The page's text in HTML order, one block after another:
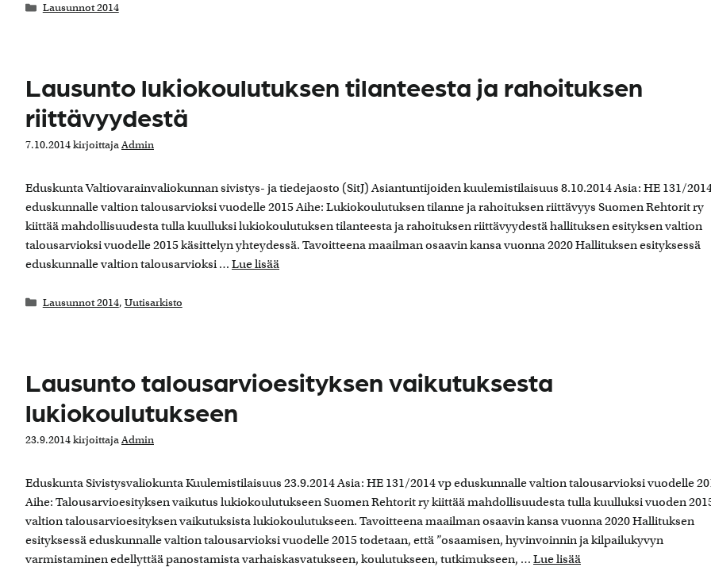
Kategoriat
Lausunnot 2014
Lausunto lukiokoulutuksen tilanteesta ja rahoituksen
riittävyydestä
7.10.2014kirjoittajaAdmin
Eduskunta Valtiovarainvaliokunnan sivistys- ja tiedejaosto (SitJ) Asiantuntijoiden kuulemistilaisuus 8.10.2014 Asia: HE 131/
eduskunnalle valtion talousarvioksi vuodelle 2015 Aihe: Lukiokoulutuksen tilanne ja rahoituksen riittävyys Suomen Rehtorit ry
kiittää mahdollisuudesta tulla kuulluksi lukiokoulutuksen tilanteesta ja rahoituksen riittävyydestä hallituksen esityksen valtion
talousarvioksi vuodelle 2015 käsittelyn yhteydessä. Tavoitteena maailman osaavin kansa vuonna 2020 Hallituksen esityksessä
eduskunnalle valtion talousarvioksi … Lue lisää
Kategoriat
Lausunnot 2014, Uutisarkisto
Lausunto talousarvioesityksen vaikutuksesta
lukiokoulutukseen
23.9.2014kirjoittajaAdmin
Eduskunta Sivistysvaliokunta Kuulemistilaisuus 23.9.2014 Asia: HE 131/2014 vp eduskunnalle valtion talousarvioksi vuodelle
Aihe: Talousarvioesityksen vaikutus lukiokoulutukseen Suomen Rehtorit ry kiittää mahdollisuudesta tulla kuulluksi vuoden
valtion talousarvioesityksen vaikutuksista lukiokoulutukseen. Tavoitteena maailman osaavin kansa vuonna 2020 Hallituksen
esityksessä eduskunnalle valtion talousarvioksi vuodelle 2015 todetaan, että ”osaamisen, hyvinvoinnin ja kilpailukyvyn
varmistaminen edellyttää panostamista varhaiskasvatukseen, koulutukseen, tutkimukseen, … Lue lisää